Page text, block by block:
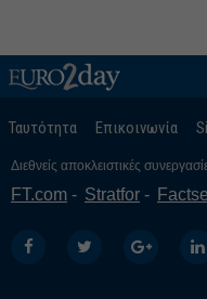
Ταυτότητα Επικοινωνία
Διεθνείς αποκλειστικές
FT.com Stratfor